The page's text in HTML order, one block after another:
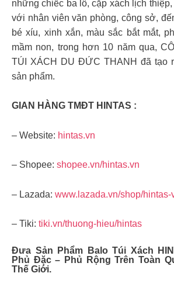
những chiếc ba lô, cặp xách lịch
với nhân viên văn phòng, công sở,
bé xíu, xinh xắn, màu sắc bắt mắt,
mầm non, trong hơn 10 năm qua,
TÚI XÁCH DU ĐỨC THANH đã tạo
sản phẩm.
GIAN HÀNG TMĐT HINTAS :
– Website: hintas.vn
– Shopee: shopee.vn/hintas.vn
– Lazada: www.lazada.vn/shop/hintas-
– Tiki: tiki.vn/thuong-hieu/hintas
Đưa Sản Phẩm Balo Túi Xách
Phủ Đặc – Phủ Rộng Trên Toàn
Thế Giới.